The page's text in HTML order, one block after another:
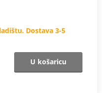
Dostava 3-5
U košaricu